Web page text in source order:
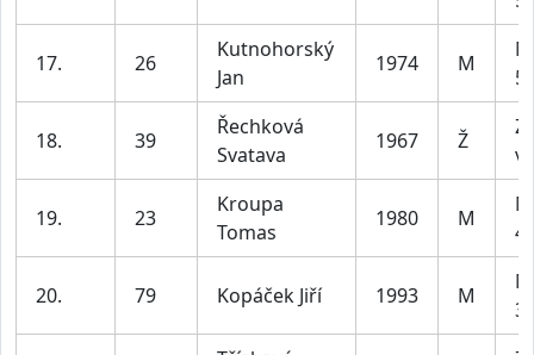
17. 26
Kutnohorský
Jan
1974 M
18. 39
Řechková
Svatava
1967 Ž
19. 23
Kroupa
Tomas
1980 M
20. 79 Kopáček Jiří 1993 M